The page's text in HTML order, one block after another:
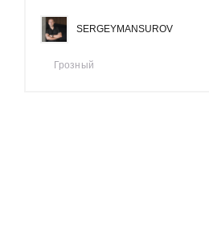
SERGEYMANSUROV
Грозный